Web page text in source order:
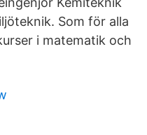
Som för alla
i matematik och